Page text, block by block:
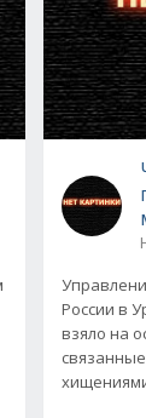
России в
взяло на